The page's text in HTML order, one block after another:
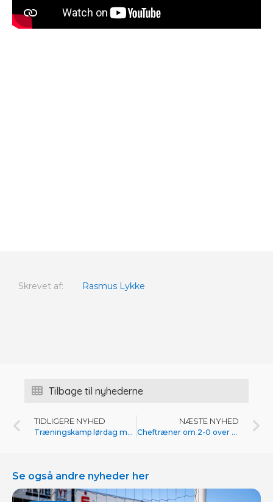
Skrevet af: Rasmus Lykke
Tilbage til nyhederne
TIDLIGERE NYHED
Træningskamp lørdag mod Holstebro
NÆSTE NYHED
Cheftræner om 2-0 over Holstebro
Se også andre nyheder her